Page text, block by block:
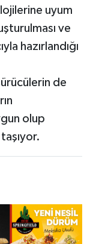
uyum
ve
hazırlandığı
de
olup